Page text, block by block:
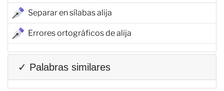
Separar en sílabas alija
Errores ortográficos de alija
✓ Palabras similares